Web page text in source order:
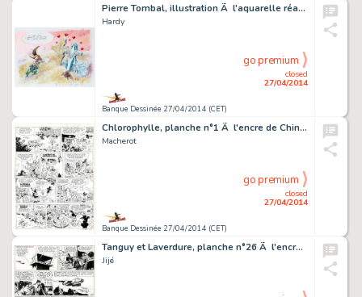
Pierre Tombal, illustration Ã l'aquarelle réalis…
Hardy
Banque Dessinée 27/04/2014 (CET)
closed
27/04/2014
go premium
Chlorophylle, planche n°1 Ã l'encre de Chine de …
Macherot
Banque Dessinée 27/04/2014 (CET)
closed
27/04/2014
go premium
Tanguy et Laverdure, planche n°26 Ã l'encre de C…
Jijé